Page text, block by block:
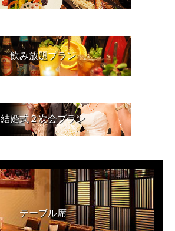
飲み放題プラン
結婚式２次会プラン
テーブル席